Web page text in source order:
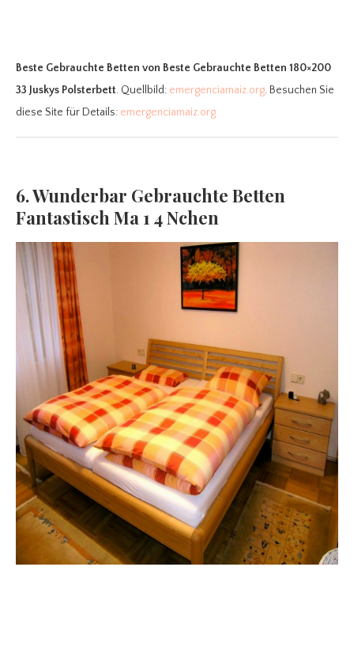
Beste Gebrauchte Betten von Beste Gebrauchte Betten 180×200
33 Juskys Polsterbett. Quellbild: emergenciamaiz.org. Besuchen Sie
diese Site für Details: emergenciamaiz.org
6. Wunderbar Gebrauchte Betten
Fantastisch Ma 1 4 Nchen